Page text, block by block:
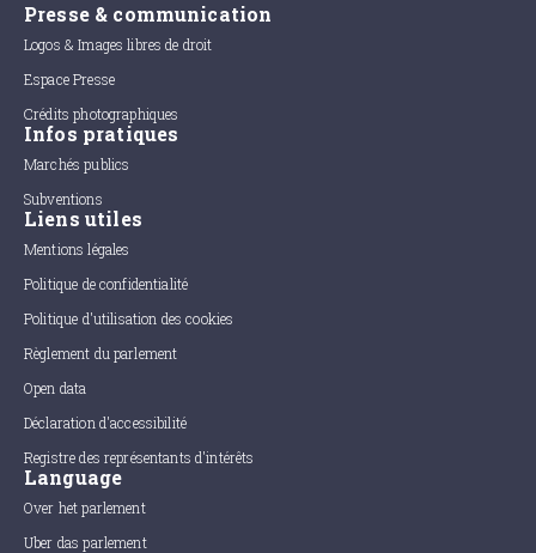
Presse & communication
Logos & Images libres de droit
Espace Presse
Crédits photographiques
Infos pratiques
Marchés publics
Subventions
Liens utiles
Mentions légales
Politique de confidentialité
Politique d'utilisation des cookies
Règlement du parlement
Open data
Déclaration d'accessibilité
Registre des représentants d'intérêts
Language
Over het parlement
Uber das parlement